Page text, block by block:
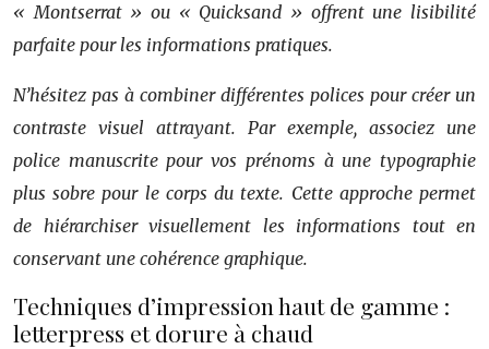
« Montserrat » ou « Quicksand » offrent une lisibilité
parfaite pour les informations pratiques.
N’hésitez pas à combiner différentes polices pour créer un
contraste visuel attrayant. Par exemple, associez une
police manuscrite pour vos prénoms à une typographie
plus sobre pour le corps du texte. Cette approche permet
de hiérarchiser visuellement les informations tout en
conservant une cohérence graphique.
Techniques d’impression haut de gamme :
letterpress et dorure à chaud